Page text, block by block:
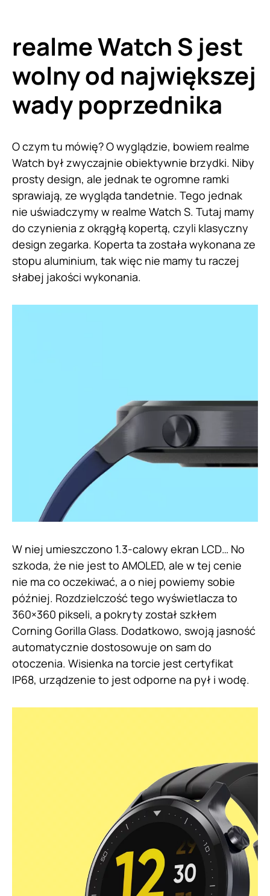
realme Watch S jest
wolny od największej
wady poprzednika
O czym tu mówię? O wyglądzie, bowiem realme
Watch był zwyczajnie obiektywnie brzydki. Niby
prosty design, ale jednak te ogromne ramki
sprawiają, ze wygląda tandetnie. Tego jednak
nie uświadczymy w realme Watch S. Tutaj mamy
do czynienia z okrągłą kopertą, czyli klasyczny
design zegarka. Koperta ta została wykonana ze
stopu aluminium, tak więc nie mamy tu raczej
słabej jakości wykonania.
W niej umieszczono 1.3-calowy ekran LCD… No
szkoda, że nie jest to AMOLED, ale w tej cenie
nie ma co oczekiwać, a o niej powiemy sobie
później. Rozdzielczość tego wyświetlacza to
360×360 pikseli, a pokryty został szkłem
Corning Gorilla Glass. Dodatkowo, swoją jasność
automatycznie dostosowuje on sam do
otoczenia. Wisienka na torcie jest certyfikat
IP68, urządzenie to jest odporne na pył i wodę.